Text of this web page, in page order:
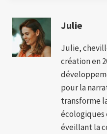
Julie
Julie,
création en
pour la
transforme
écologiques
éveillant la